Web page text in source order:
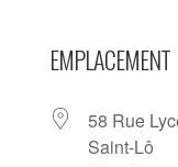
EMPLACEMENT
58 Rue
Saint-Lô